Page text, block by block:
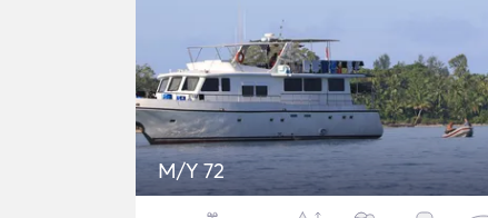
M/Y 72